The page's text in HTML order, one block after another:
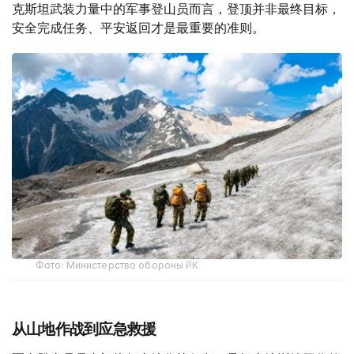
克斯坦武装力量中的军事登山员而言，登顶并非最终目标，
安全完成任务、平安返回才是最重要的准则。
Фото: Министерство обороны РК
从山地作战到应急救援